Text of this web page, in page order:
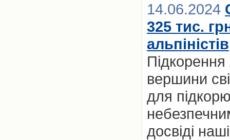
14.06.2024
325 тис.
альпіністів
вершини
для
досвіді